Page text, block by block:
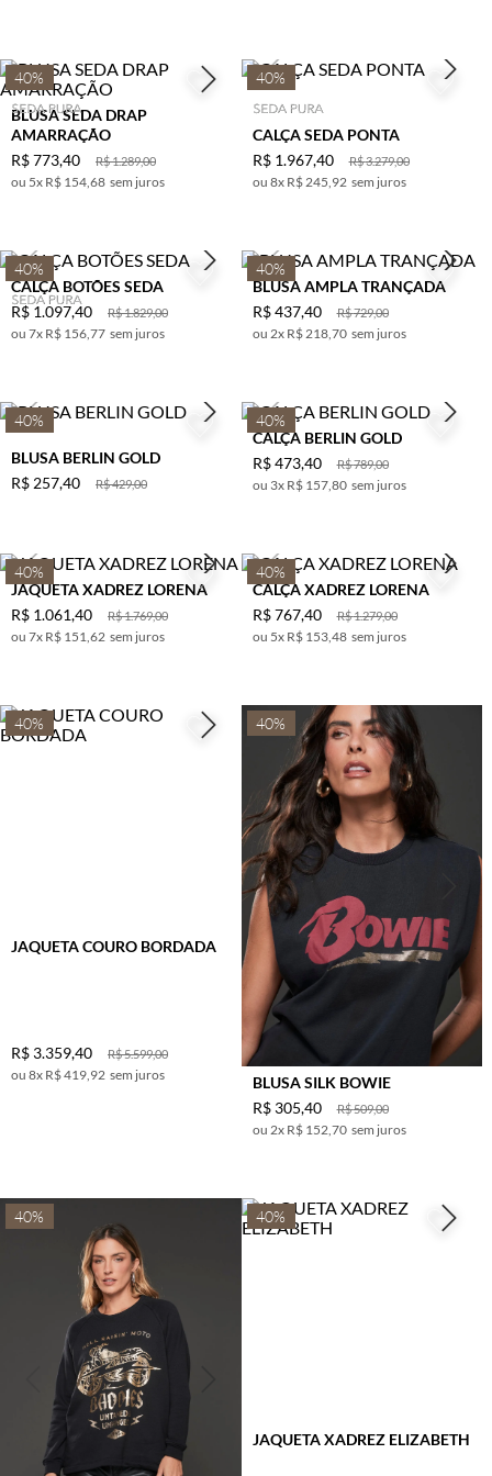
VERMELHO
VINHO
TERRA
ROSE
BERINJELA
LILAS
FERRUGEM
ESCURO
PRETO C/
OFF
VERDE
BETERRABA
40%
BLUSA SEDA DRAP
AMARRAÇÃO
R$1.289,00
R$773,40
5x R$ 154,68 sem juros
40%
CALÇA SEDA PONTA
R$3.279,00
R$ 1.967,40
8x R$ 245,92 sem juros
40%
CALÇA BOTÕES SEDA
R$1.829,00
R$ 1.097,40
7x R$ 156,77 sem juros
40%
BLUSA AMPLA TRANÇADA
R$729,00
R$ 437,40
2x R$ 218,70 sem juros
40%
BLUSA BERLIN GOLD
R$429,00
R$257,40
40%
CALÇA BERLIN GOLD
R$789,00
R$ 473,40
3x R$ 157,80 sem juros
40%
JAQUETA XADREZ LORENA
R$1.769,00
R$ 1.061,40
7x R$ 151,62 sem juros
40%
CALÇA XADREZ LORENA
R$1.279,00
R$ 767,40
5x R$ 153,48 sem juros
40%
JAQUETA COURO BORDADA
R$5.599,00
R$ 3.359,40
8x R$ 419,92 sem juros
40%
BLUSA SILK BOWIE
R$509,00
R$ 305,40
2x R$ 152,70 sem juros
40% 40%
JAQUETA XADREZ ELIZABETH